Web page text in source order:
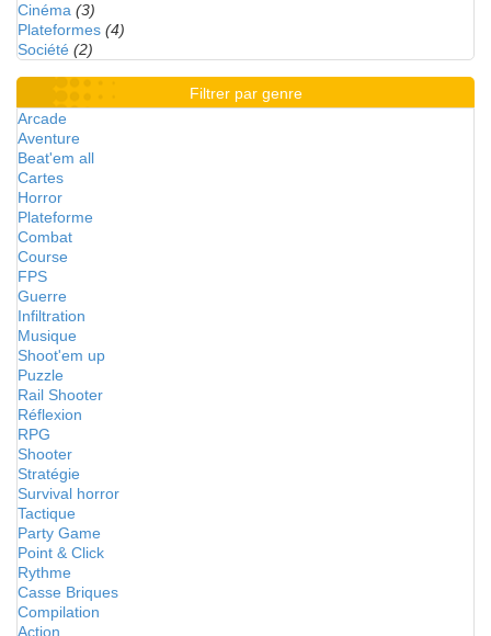
Cinéma (3)
Plateformes (4)
Société (2)
Filtrer par genre
Arcade
Aventure
Beat'em all
Cartes
Horror
Plateforme
Combat
Course
FPS
Guerre
Infiltration
Musique
Shoot'em up
Puzzle
Rail Shooter
Réflexion
RPG
Shooter
Stratégie
Survival horror
Tactique
Party Game
Point & Click
Rythme
Casse Briques
Compilation
Action